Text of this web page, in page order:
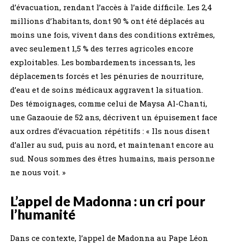
d’évacuation, rendant l’accès à l’aide difficile. Les 2,4
millions d’habitants, dont 90 % ont été déplacés au
moins une fois, vivent dans des conditions extrêmes,
avec seulement 1,5 % des terres agricoles encore
exploitables. Les bombardements incessants, les
déplacements forcés et les pénuries de nourriture,
d’eau et de soins médicaux aggravent la situation.
Des témoignages, comme celui de Maysa Al-Chanti,
une Gazaouie de 52 ans, décrivent un épuisement face
aux ordres d’évacuation répétitifs : « Ils nous disent
d’aller au sud, puis au nord, et maintenant encore au
sud. Nous sommes des êtres humains, mais personne
ne nous voit. »
L’appel de Madonna : un cri pour
l’humanité
Dans ce contexte, l’appel de Madonna au Pape Léon